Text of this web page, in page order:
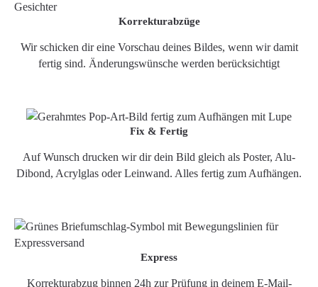
Korrekturabzüge
Wir schicken dir eine Vorschau deines Bildes, wenn wir damit
fertig sind. Änderungswünsche werden berücksichtigt
Fix & Fertig
Auf Wunsch drucken wir dir dein Bild gleich als Poster, Alu-
Dibond, Acrylglas oder Leinwand. Alles fertig zum Aufhängen.
Express
Korrekturabzug binnen 24h zur Prüfung in deinem E-Mail-